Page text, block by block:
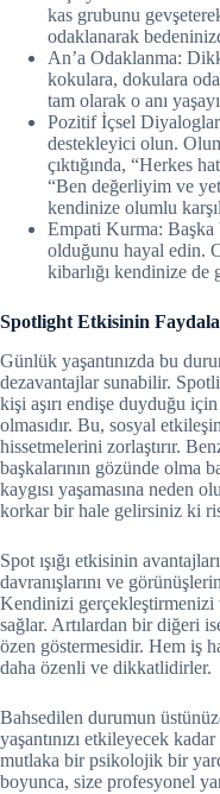
kas grubunu
odaklanarak
An’a Odaklanma:
kokulara, dokulara
tam olarak o anı
Pozitif İçsel
destekleyici olun.
çıktığında, “Herkes
“Ben değerliyim ve
kendinize olumlu
Empati Kurma:
olduğunu hayal edin.
kibarlığı kendinize de
Spotlight Etkisinin
Günlük yaşantınızda bu
dezavantajlar sunabilir.
kişi aşırı endişe duyduğu
olmasıdır. Bu, sosyal
hissetmelerini zorlaştırır.
başkalarının gözünde olma
kaygısı yaşamasına neden
korkar bir hale gelirsiniz ki
Spot ışığı etkisinin
davranışlarını ve
Kendinizi gerçekleştirmenizi
sağlar. Artılardan bir diğeri
özen göstermesidir. Hem iş
daha özenli ve dikkatlidirler.
Bahsedilen durumun
yaşantınızı etkileyecek
mutlaka bir psikolojik bir
boyunca, size profesyonel